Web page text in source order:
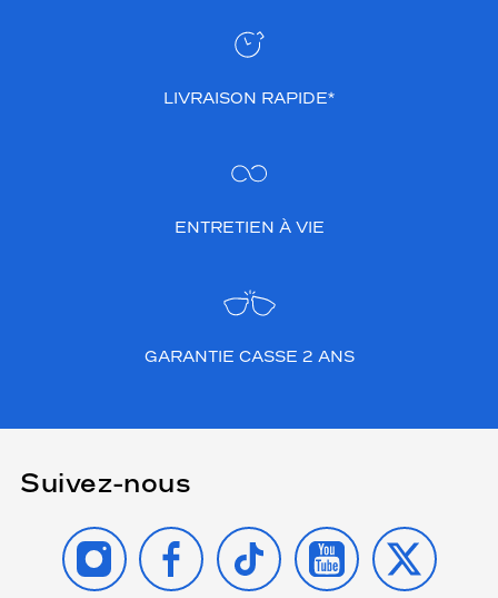
LIVRAISON RAPIDE*
ENTRETIEN À VIE
GARANTIE CASSE 2 ANS
Suivez-nous
INSTAGRAMFACEBOOK
TIKTOK YOUTUBE
X